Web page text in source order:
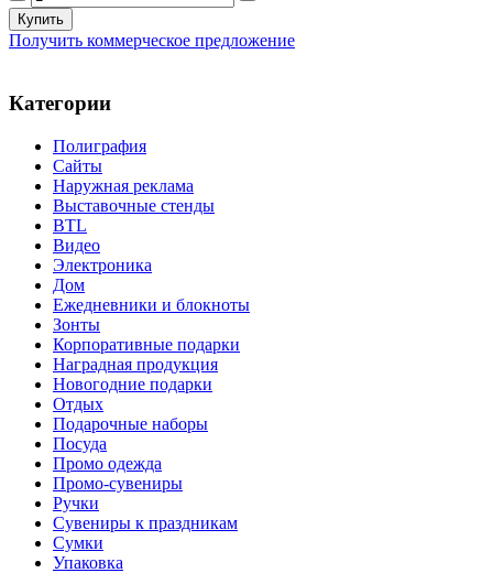
Получить коммерческое предложение
Категории
Полиграфия
Сайты
Наружная реклама
Выставочные стенды
BTL
Видео
Электроника
Дом
Ежедневники и блокноты
Зонты
Корпоративные подарки
Наградная продукция
Новогодние подарки
Отдых
Подарочные наборы
Посуда
Промо одежда
Промо-сувениры
Ручки
Сувениры к праздникам
Сумки
Упаковка